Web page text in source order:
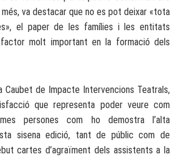
va destacar que no es pot deixar «tota
el paper de les famílies i les entitats
molt important en la formació dels
Caubet de Impacte Intervencions Teatrals,
que representa poder veure com
persones com ho demostra l’alta
sisena edició, tant de públic com de
cartes d’agraïment dels assistents a la